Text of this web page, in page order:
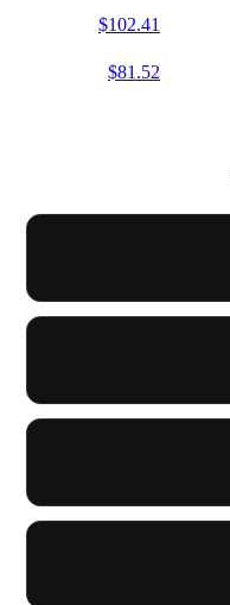
$102.41
$81.52